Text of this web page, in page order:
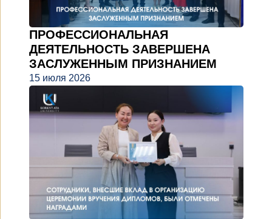
ПРОФЕССИОНАЛЬНАЯ
ДЕЯТЕЛЬНОСТЬ ЗАВЕРШЕНА
ЗАСЛУЖЕННЫМ ПРИЗНАНИЕМ
15 июля 2026